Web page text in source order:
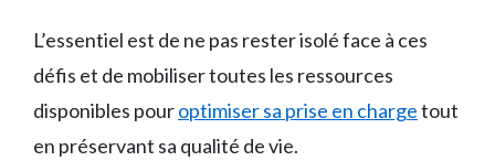
L’essentiel est de ne pas rester isolé face à ces
défis et de mobiliser toutes les ressources
disponibles pouroptimiser sa prise en chargetout
en préservant sa qualité de vie.